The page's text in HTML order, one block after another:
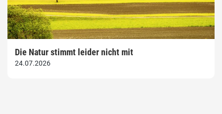
Die Natur stimmt leider nicht mit
24.07.2026